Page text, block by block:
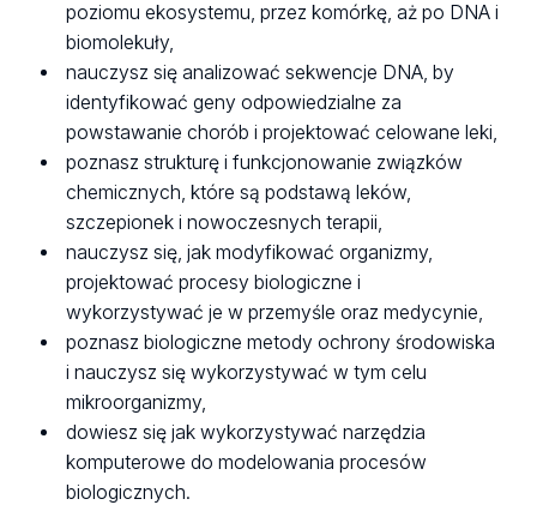
poziomu ekosystemu, przez komórkę, aż po DNA i
biomolekuły,
nauczysz się analizować sekwencje DNA, by
identyfikować geny odpowiedzialne za
powstawanie chorób i projektować celowane leki,
poznasz strukturę i funkcjonowanie związków
chemicznych, które są podstawą leków,
szczepionek i nowoczesnych terapii,
nauczysz się, jak modyfikować organizmy,
projektować procesy biologiczne i
wykorzystywać je w przemyśle oraz medycynie,
poznasz biologiczne metody ochrony środowiska
i nauczysz się wykorzystywać w tym celu
mikroorganizmy,
dowiesz się jak wykorzystywać narzędzia
komputerowe do modelowania procesów
biologicznych.